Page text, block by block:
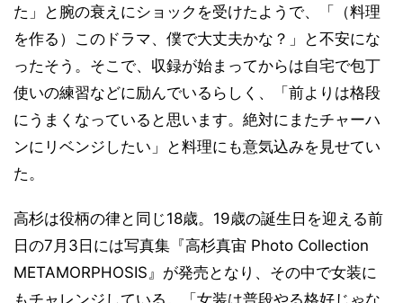
た」と腕の衰えにショックを受けたようで、「（料理
を作る）このドラマ、僕で大丈夫かな？」と不安にな
ったそう。そこで、収録が始まってからは自宅で包丁
使いの練習などに励んでいるらしく、「前よりは格段
にうまくなっていると思います。絶対にまたチャーハ
ンにリベンジしたい」と料理にも意気込みを見せてい
た。
高杉は役柄の律と同じ18歳。19歳の誕生日を迎える前
日の7月3日には写真集『高杉真宙 Photo Collection
METAMORPHOSIS』が発売となり、その中で女装に
もチャレンジしている。「女装は普段やる格好じゃな